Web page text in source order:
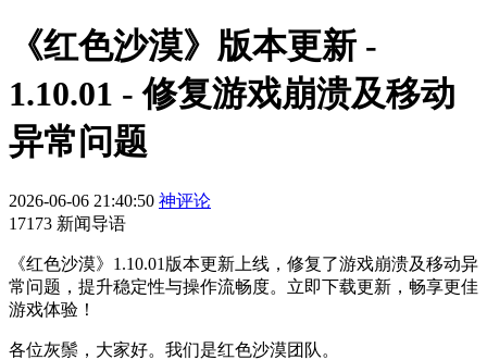
《红色沙漠》版本更新 -
1.10.01 - 修复游戏崩溃及移动
异常问题
2026-06-06 21:40:50 神评论
17173 新闻导语
《红色沙漠》1.10.01版本更新上线，修复了游戏崩溃及移动异
常问题，提升稳定性与操作流畅度。立即下载更新，畅享更佳
游戏体验！
各位灰鬃，大家好。我们是红色沙漠团队。